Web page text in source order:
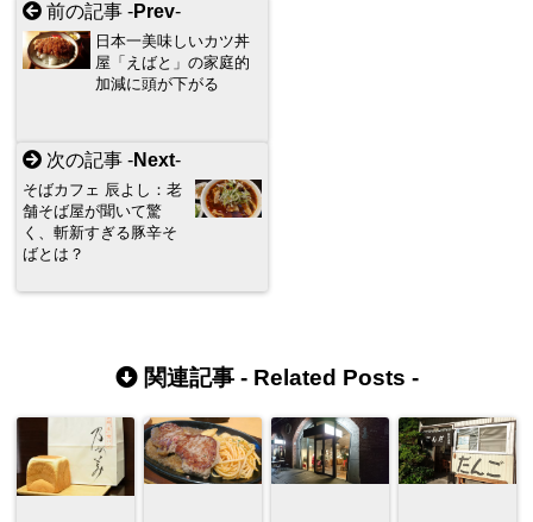
前の記事 -Prev-
日本一美味しいカツ丼
屋「えばと」の家庭的
加減に頭が下がる
次の記事 -Next-
そばカフェ 辰よし：老
舗そば屋が聞いて驚
く、斬新すぎる豚辛そ
ばとは？
関連記事 - Related Posts -